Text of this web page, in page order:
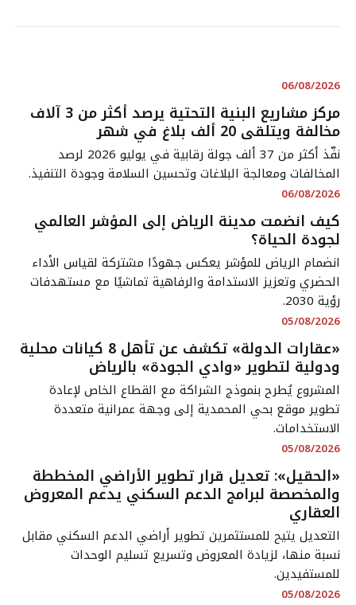
06/08/2026
مركز مشاريع البنية التحتية يرصد أكثر من 3 آلاف
مخالفة ويتلقى 20 ألف بلاغ في شهر
نفّذ أكثر من 37 ألف جولة رقابية في يوليو 2026 لرصد
المخالفات ومعالجة البلاغات وتحسين السلامة وجودة التنفيذ.
06/08/2026
كيف انضمت مدينة الرياض إلى المؤشر العالمي
لجودة الحياة؟
انضمام الرياض للمؤشر يعكس جهودًا مشتركة لقياس الأداء
الحضري وتعزيز الاستدامة والرفاهية تماشيًا مع مستهدفات
رؤية 2030.
05/08/2026
«عقارات الدولة» تكشف عن تأهل 8 كيانات محلية
ودولية لتطوير «وادي الجودة» بالرياض
المشروع يُطرح بنموذج الشراكة مع القطاع الخاص لإعادة
تطوير موقع بحي المحمدية إلى وجهة عمرانية متعددة
الاستخدامات.
05/08/2026
«الحقيل»: تعديل قرار تطوير الأراضي المخططة
والمخصصة لبرامج الدعم السكني يدعم المعروض
العقاري
التعديل يتيح للمستثمرين تطوير أراضي الدعم السكني مقابل
نسبة منها، لزيادة المعروض وتسريع تسليم الوحدات
للمستفيدين.
05/08/2026